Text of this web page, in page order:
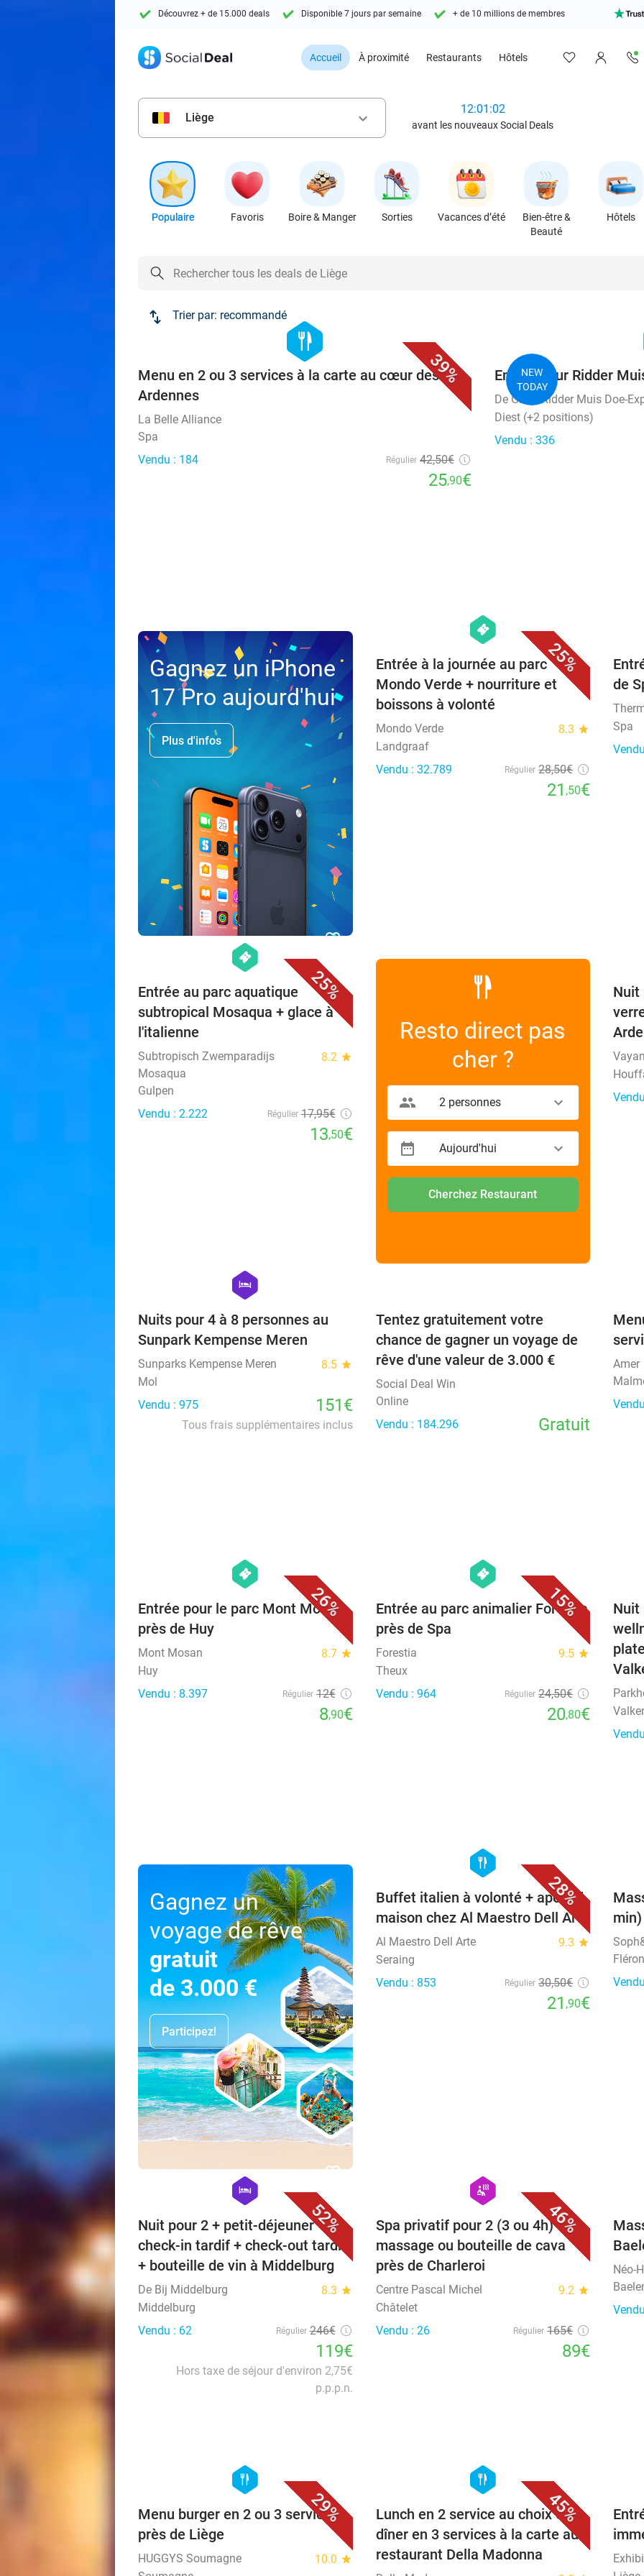
Découvrez + de 15.000 deals Disponible 7 jours par semaine + de 10 millions de membres
Accueil À proximité Restaurants Hôtels
Liège keyboard_arrow_down
12:01:00
avant les nouveaux Social Deals
Populaire Favoris Boire & Manger Sorties Vacances d’été
Bien-être &
Beauté
Hôtels
Trier par: recommandé
39%
hexagon
food
Menu en 2 ou 3 services à la carte au cœur des
Ardennes
La Belle Alliance
Spa
Vendu : 184
Régulier 42,50€
25,90€
NEW
TODAY
Entrée pour Ridder
De Grote Ridder Muis Doe-
Diest (+2 positions)
Vendu : 336
Gagnez un iPhone
17 Pro aujourd'hui
Plus d'infos
25%
hexagon
events
Entrée à la journée au parc
Mondo Verde + nourriture et
boissons à volonté
Mondo Verde 8.3 star
Landgraaf
Vendu : 32.789
Régulier 28,50€
21,50€
de
Spa
25%
favorite_border
hexagon
events
Entrée au parc aquatique
subtropical Mosaqua + glace à
l'italienne
Subtropisch Zwemparadijs
Mosaqua
8.2 star
Gulpen
Vendu : 2.222
Régulier 17,95€
13,50€
Resto direct pas
cher ?
2 personnes
Aujourd'hui
Cherchez Restaurant
Nuit
hexagon
hotel
Nuits pour 4 à 8 personnes au
Sunpark Kempense Meren
Sunparks Kempense Meren 8.5 star
Mol
Vendu : 975
151€
Tous frais supplémentaires inclus
favorite_border
Tentez gratuitement votre
chance de gagner un voyage de
rêve d'une valeur de 3.000 €
Social Deal Win
Online
Vendu : 184.296
Gratuit
Amer
26%
hexagon
events
Entrée pour le parc Mont Mosan
près de Huy
Mont Mosan 8.7 star
Huy
Vendu : 8.397
Régulier 12€
8,90€
15%
hexagon
events
Entrée au parc animalier Forestia
près de Spa
Forestia 9.5 star
Theux
Vendu : 964
Régulier 24,50€
20,80€
Nuit
Gagnez un
voyage de rêve
gratuit
de 3.000 €
Participez!
28%
hexagon
food
Buffet italien à volonté + apéritif
maison chez Al Maestro Dell Arte
Al Maestro Dell Arte 9.3 star
Seraing
Vendu : 853
Régulier 30,50€
21,90€
Fléron
52%
favorite_border
hexagon
hotel
Nuit pour 2 + petit-déjeuner +
check-in tardif + check-out tardif
+ bouteille de vin à Middelburg
De Bij Middelburg 8.3 star
Middelburg
Vendu : 62
Régulier 246€
119€
Hors taxe de séjour d'environ 2,75€
p.p.p.n.
46%
hexagon
wellness
Spa privatif pour 2 (3 ou 4h) +
massage ou bouteille de cava
près de Charleroi
Centre Pascal Michel 9.2 star
Châtelet
Vendu : 26
Régulier 165€
89€
Néo-
29%
hexagon
food
Menu burger en 2 ou 3 services
près de Liège
HUGGYS Soumagne 10.0 star
45%
hexagon
food
Lunch en 2 service au choix ou
dîner en 3 services à la carte au
restaurant Della Madonna